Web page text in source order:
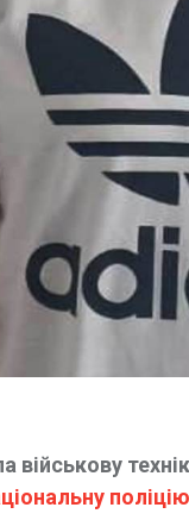
військову
поліцію